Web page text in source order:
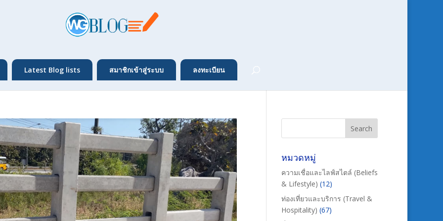
Latest Blog lists สมาชิกเข้าสู่ระบบ ลงทะเบียน
หมวดหมู่
ความเชื่อและไลฟ์สไตล์ (Beliefs
& Lifestyle) (12)
ท่องเที่ยวและบริการ (Travel &
Hospitality) (67)